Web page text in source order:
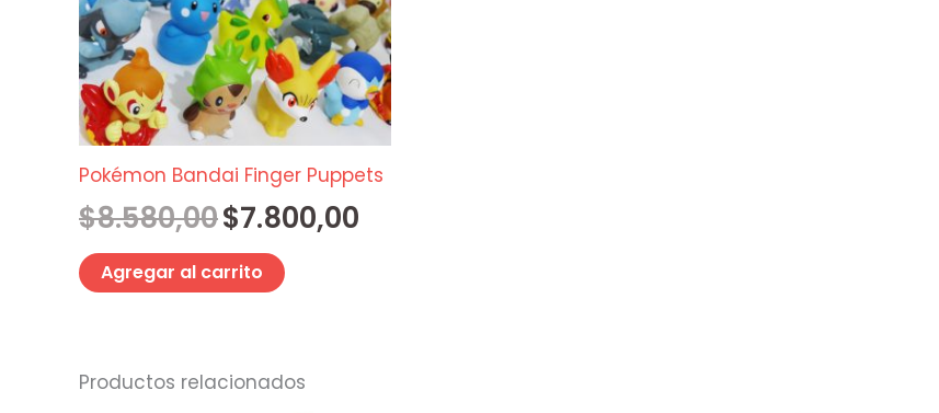
Pokémon Bandai Finger Puppets
$8.580,00$7.800,00
Agregar al carrito
Productos relacionados